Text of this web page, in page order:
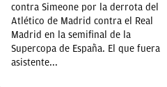
contra Simeone por la derrota del
Atlético de Madrid contra el Real
Madrid en la semifinal de la
Supercopa de España. El que fuera
asistente...